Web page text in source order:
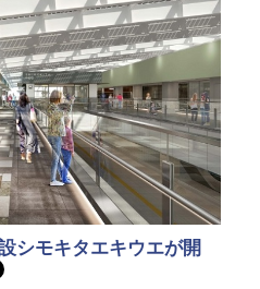
シモキタエキウエが開